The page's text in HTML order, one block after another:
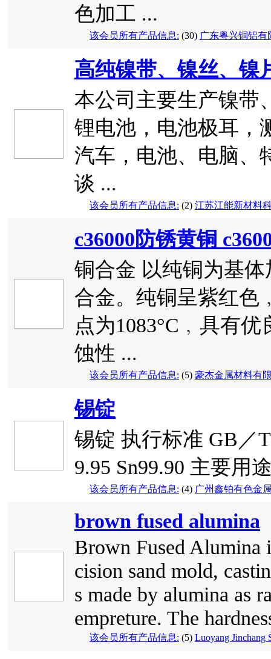
色加工 ...
该会员所有产品信息: (30) 广东粤兴铜铝有
高纯镍带、镍丝、镍
本公司主要生产镍带
锂电池，电池极耳，
汽车，电池、电脑、
谈 ...
该会员所有产品信息: (2) 江苏江能新材料
c36000防锈黄铜
铜合金 以纯铜为基
合金。纯铜呈紫红色
点为1083°C﹐具有
蚀性 ...
该会员所有产品信息: (5) 豪杰金属材料有
锡锭
锡锭 执行标准 GB
9.95 Sn99.90 主要用
该会员所有产品信息: (4) 广州鑫铂有色金
brown fused alumina
Brown Fused Alumina
cision sand mold,
s made by alumina as
empreture. The
该会员所有产品信息: (5) Luoyang Jinchang